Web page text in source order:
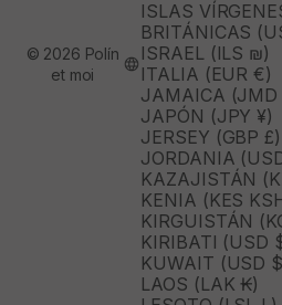
ISLAS
BRITÁNICAS
ISRAEL (ILS ₪)
ITALIA (EUR €)
JAMAICA (JMD
JAPÓN (JPY ¥)
JERSEY (GBP £)
JORDANIA
KAZAJISTÁN
KENIA (KES
KIRGUISTÁN
KIRIBATI (USD
KUWAIT (USD
LAOS (LAK ₭)
© 2026 Polín
et moi